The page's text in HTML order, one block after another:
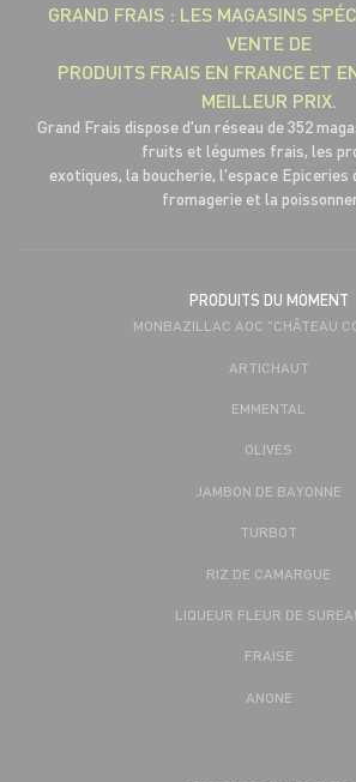
GRAND FRAIS : LES MAGASINS
VENTE DE
PRODUITS FRAIS EN FRANCE ET
MEILLEUR PRIX.
Grand Frais dispose d'un réseau de 352
fruits et légumes frais, les
exotiques, la boucherie, l'espace
fromagerie et la
PRODUITS DU MOMENT
MONBAZILLAC AOC "CHÂTEAU
ARTICHAUT
EMMENTAL
OLIVES
JAMBON DE BAYONNE
TURBOT
RIZ DE CAMARGUE
LIQUEUR FLEUR DE
FRAISE
ANONE